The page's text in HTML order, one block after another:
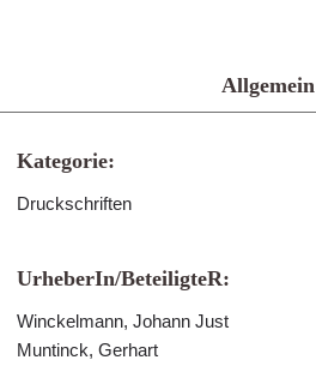
Allgemein
Kategorie:
Druckschriften
UrheberIn/BeteiligteR:
Winckelmann, Johann Just
Muntinck, Gerhart